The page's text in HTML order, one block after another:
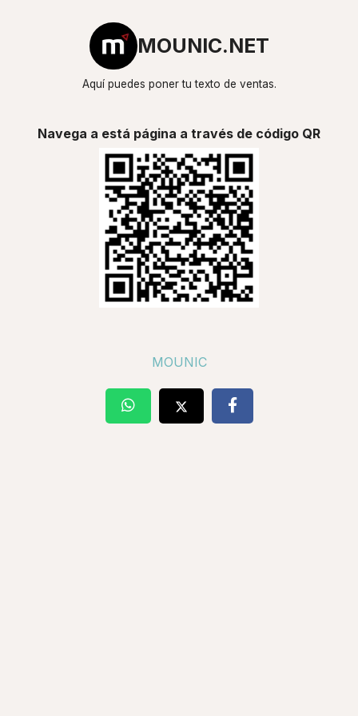
MOUNIC.NET
Aquí puedes poner tu texto de ventas.
Navega a está página a través de código QR
MOUNIC